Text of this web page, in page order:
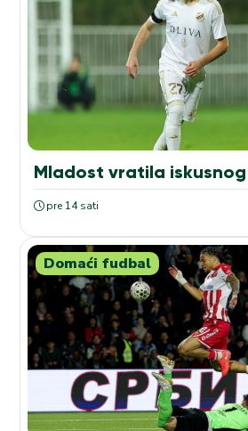
Mladost vratila
pre 14 sati
Domaći fudbal